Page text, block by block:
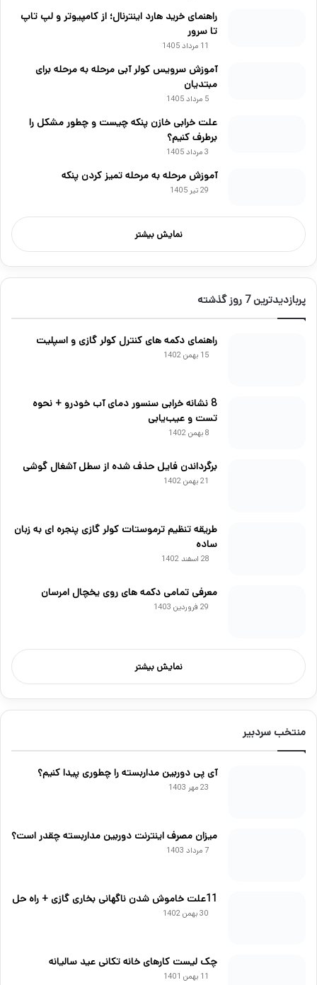
راهنمای خرید هارد اینترنال؛ از کامپیوتر و لپ تاپ
تا سرور
11 مرداد 1405
آموزش سرویس کولر آبی مرحله به مرحله برای
مبتدیان
5 مرداد 1405
علت خرابی خازن پنکه چیست و چطور مشکل را
برطرف کنیم؟
3 مرداد 1405
آموزش مرحله به مرحله تمیز کردن پنکه
29 تیر 1405
نمایش بیشتر
پربازدیدترین 7 روز گذشته
راهنمای دکمه های کنترل کولر گازی و اسپلیت
15 بهمن 1402
8 نشانه خرابی سنسور دمای آب خودرو + نحوه
تست و عیب‌یابی
8 بهمن 1402
برگرداندن فایل حذف شده از سطل آشغال گوشی
21 بهمن 1402
طریقه تنظیم ترموستات کولر گازی پنجره ای به زبان
ساده
28 اسفند 1402
معرفی تمامی دکمه های روی یخچال امرسان
29 فروردین 1403
نمایش بیشتر
منتخب سردبیر
آی پی دوربین مداربسته را چطوری پیدا کنیم؟
23 مهر 1403
میزان مصرف اینترنت دوربین مداربسته چقدر است؟
7 مرداد 1403
11علت خاموش شدن ناگهانی بخاری گازی + راه حل
30 بهمن 1402
چک لیست کارهای خانه تکانی عید سالیانه
11 بهمن 1401